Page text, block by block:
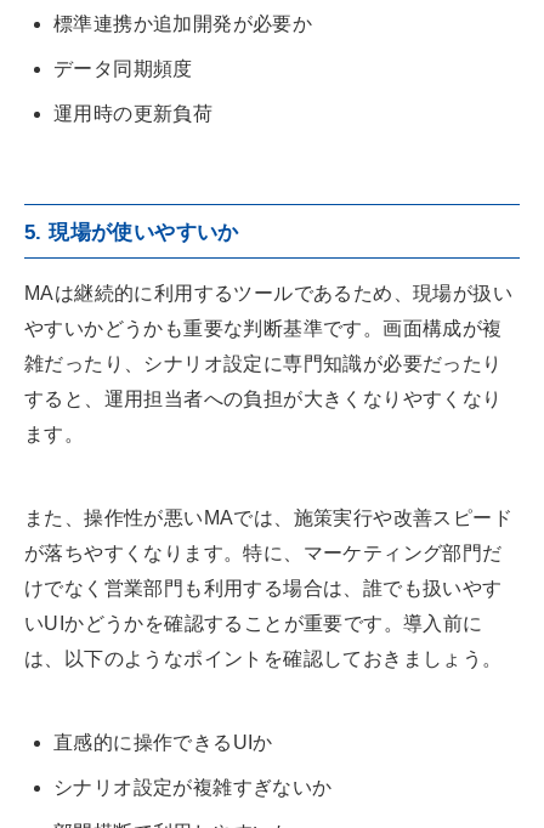
標準連携か追加開発が必要か
データ同期頻度
運用時の更新負荷
5. 現場が使いやすいか
MAは継続的に利用するツールであるため、現場が扱い
やすいかどうかも重要な判断基準です。画面構成が複
雑だったり、シナリオ設定に専門知識が必要だったり
すると、運用担当者への負担が大きくなりやすくなり
ます。
また、操作性が悪いMAでは、施策実行や改善スピード
が落ちやすくなります。特に、マーケティング部門だ
けでなく営業部門も利用する場合は、誰でも扱いやす
いUIかどうかを確認することが重要です。導入前に
は、以下のようなポイントを確認しておきましょう。
直感的に操作できるUIか
シナリオ設定が複雑すぎないか